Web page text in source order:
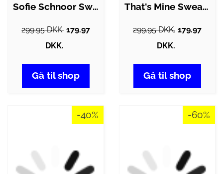
Sofie Schnoor Sweatshirt - ElisKB -…
299.95 DKK. 179.97
DKK.
Gå til shop
That's Mine Sweatshirt - Noos - Amelia -…
299.95 DKK. 179.97
DKK.
Gå til shop
-40% -60%